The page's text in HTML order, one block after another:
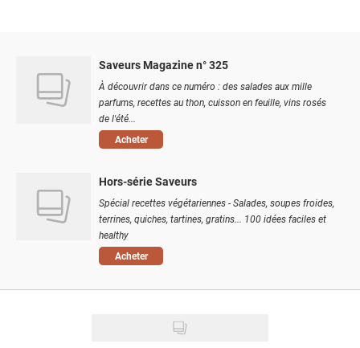
Saveurs Magazine n° 325
À découvrir dans ce numéro : des salades aux mille
parfums, recettes au thon, cuisson en feuille, vins rosés
de l'été...
Acheter
Hors-série Saveurs
Spécial recettes végétariennes - Salades, soupes froides,
terrines, quiches, tartines, gratins... 100 idées faciles et
healthy
Acheter